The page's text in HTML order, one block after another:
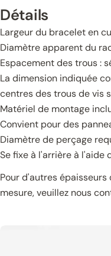
Détails
Largeur du bracelet en
Diamètre apparent du
Espacement des trous :
La dimension indiquée
centres des trous de vis
Matériel de montage
Convient pour des
Diamètre de perçage
Se fixe à l'arrière à l'aide
Pour d'autres
mesure, veuillez nous